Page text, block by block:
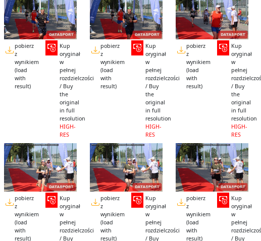
pobierz
z
wynikiem
(load
with
result)
Kup
oryginał
w
pełnej
rozdzielczości
/ Buy
the
original
in full
resolution
HIGH-
RES
pobierz
z
wynikiem
(load
with
result)
Kup
oryginał
w
pełnej
rozdzielczości
/ Buy
the
original
in full
resolution
HIGH-
RES
pobierz
z
wynikiem
(load
with
result)
Kup
oryginał
w
pełnej
/ Buy
the
original
in full
resolution
HIGH-
RES
pobierz
z
wynikiem
(load
with
result)
Kup
oryginał
w
pełnej
rozdzielczości
/ Buy
pobierz
z
wynikiem
(load
with
result)
Kup
oryginał
w
pełnej
rozdzielczości
/ Buy
pobierz
z
wynikiem
(load
with
result)
Kup
oryginał
w
pełnej
/ Buy